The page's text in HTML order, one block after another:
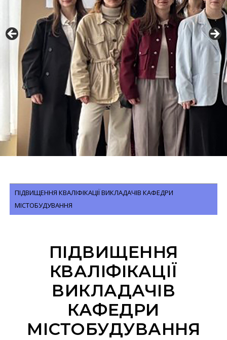
ПІДВИЩЕННЯ КВАЛІФІКАЦІЇ ВИКЛАДАЧІВ КАФЕДРИ
МІСТОБУДУВАННЯ
ПІДВИЩЕННЯ
КВАЛІФІКАЦІЇ
ВИКЛАДАЧІВ
КАФЕДРИ
МІСТОБУДУВАННЯ